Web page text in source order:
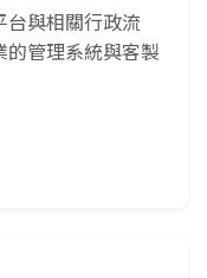
台與相關行政流
管理系統與客製